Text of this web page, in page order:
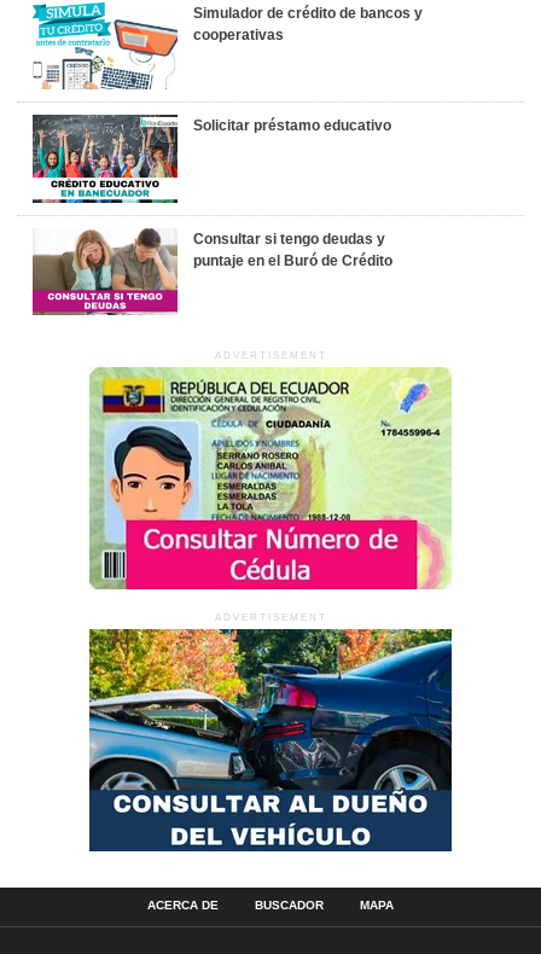
Simulador de crédito de bancos y
cooperativas
Solicitar préstamo educativo
Consultar si tengo deudas y
puntaje en el Buró de Crédito
ADVERTISEMENT
ADVERTISEMENT
ACERCA DE BUSCADOR MAPA